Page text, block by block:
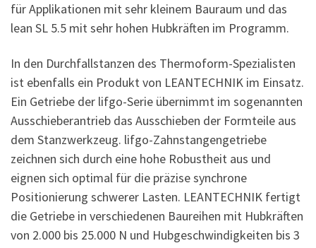
für Applikationen mit sehr kleinem Bauraum und das
lean SL 5.5 mit sehr hohen Hubkräften im Programm.
In den Durchfallstanzen des Thermoform-Spezialisten
ist ebenfalls ein Produkt von LEANTECHNIK im Einsatz.
Ein Getriebe der lifgo-Serie übernimmt im sogenannten
Ausschieberantrieb das Ausschieben der Formteile aus
dem Stanzwerkzeug. lifgo-Zahnstangengetriebe
zeichnen sich durch eine hohe Robustheit aus und
eignen sich optimal für die präzise synchrone
Positionierung schwerer Lasten. LEANTECHNIK fertigt
die Getriebe in verschiedenen Baureihen mit Hubkräften
von 2.000 bis 25.000 N und Hubgeschwindigkeiten bis 3